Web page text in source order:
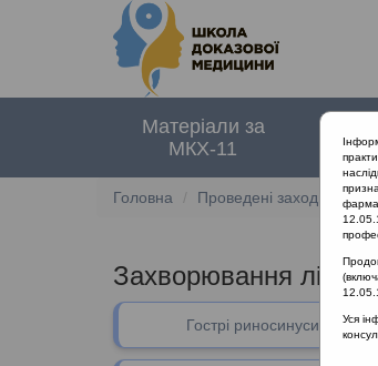
Матеріали за
МКХ-11
Головна Проведені заходи
Захворювання
Гострі риносинусити
Уся